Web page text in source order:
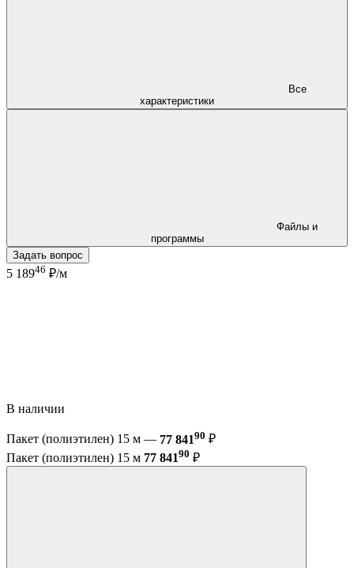
характеристики
программы
Задать вопрос
5 18946 ₽/м
В наличии
Пакет (полиэтилен) 15 м — 77 84190 ₽
Пакет (полиэтилен) 15 м 77 84190 ₽